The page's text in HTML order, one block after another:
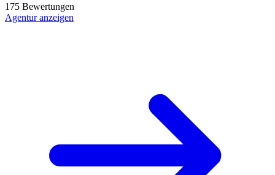
175 Bewertungen
Agentur anzeigen